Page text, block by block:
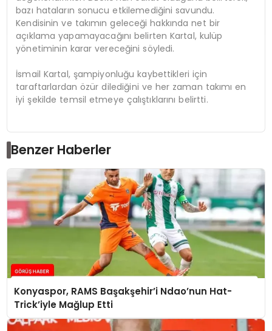
bazı hataların sonucu etkilemediğini savundu.
Kendisinin ve takımın geleceği hakkında net bir
açıklama yapamayacağını belirten Kartal, kulüp
yönetiminin karar vereceğini söyledi.
İsmail Kartal, şampiyonluğu kaybettikleri için
taraftarlardan özür dilediğini ve her zaman takımı en
iyi şekilde temsil etmeye çalıştıklarını belirtti.
Benzer Haberler
Konyaspor, RAMS Başakşehir’i Ndao’nun Hat-
Trick’iyle Mağlup Etti